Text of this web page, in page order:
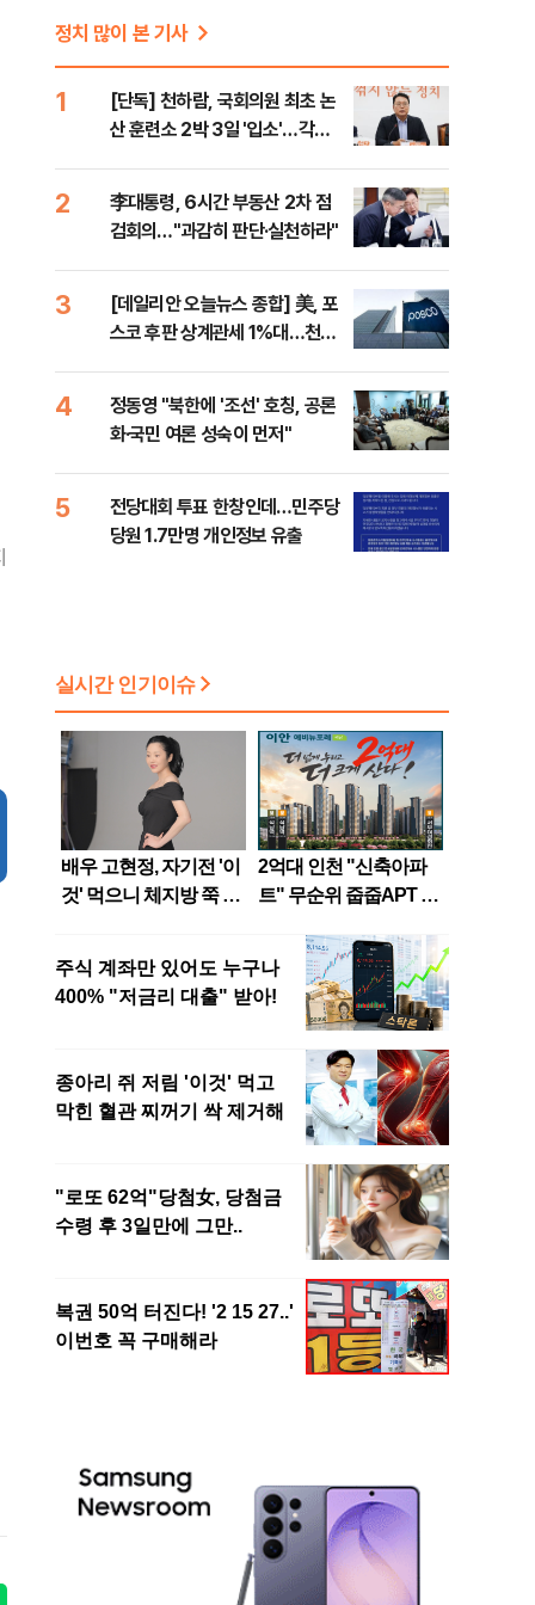
정치 많이 본 기사
1
[단독] 천하람, 국회의원 최초 논
산 훈련소 2박 3일 '입소'…각개
2
李대통령, 6시간 부동산 2차 점
검회의…"과감히 판단·실천하라"
3
[데일리안 오늘뉴스 종합] 美, 포
스코 후판 상계관세 1%대…천하
4
정동영 "북한에 '조선' 호칭, 공론
화·국민 여론 성숙이 먼저"
5
전당대회 투표 한창인데…민주당
당원 1.7만명 개인정보 유출